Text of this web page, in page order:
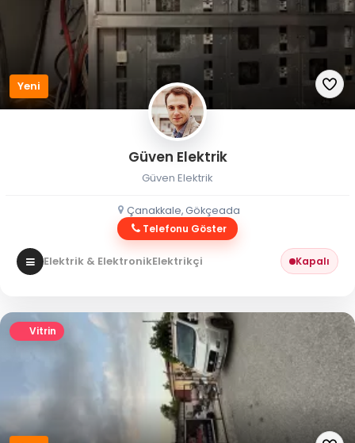
Yeni
Güven Elektrik
Güven Elektrik
Çanakkale, Gökçeada
Telefonu Göster
Elektrik & ElektronikElektrikçi Kapalı
Vitrin